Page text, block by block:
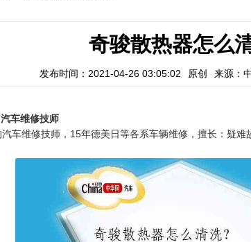
奇骏散热器怎么
发布时间：2021-04-26 03:05:02 原创 来源：
汽车维修技师